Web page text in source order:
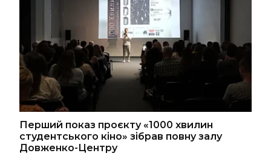
Перший показ проєкту «1000 хвилин
студентського кіно» зібрав повну залу
Довженко-Центру